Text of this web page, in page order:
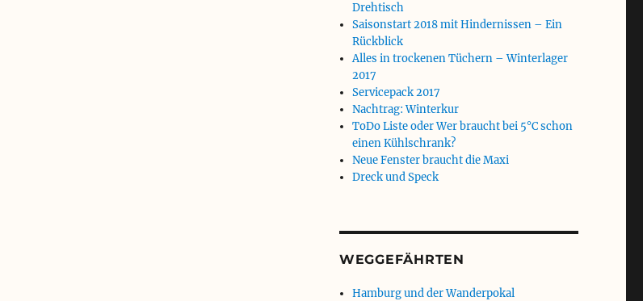
Drehtisch
Saisonstart 2018 mit Hindernissen – Ein
Rückblick
Alles in trockenen Tüchern – Winterlager
2017
Servicepack 2017
Nachtrag: Winterkur
ToDo Liste oder Wer braucht bei 5°C schon
einen Kühlschrank?
Neue Fenster braucht die Maxi
Dreck und Speck
WEGGEFÄHRTEN
Hamburg und der Wanderpokal